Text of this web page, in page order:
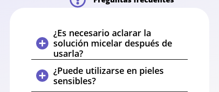
¿Es necesario aclarar la
solución micelar después de
usarla?
¿Puede utilizarse en pieles
sensibles?